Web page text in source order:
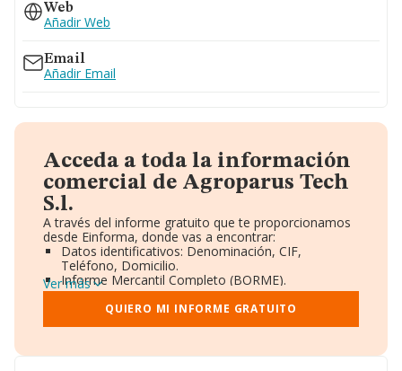
Web
Añadir Web
Email
Añadir Email
Acceda a toda la información
comercial de Agroparus Tech
S.l.
A través del informe gratuito que te proporcionamos
desde Einforma, donde vas a encontrar:
Datos identificativos: Denominación, CIF,
Teléfono, Domicilio.
Informe Mercantil Completo (BORME).
Gráficos de Evolución Ventas y Empleados.
Consejo de Administración y Administradores.
Directivos y Ejecutivos.
Ver más
QUIERO MI INFORME GRATUITO